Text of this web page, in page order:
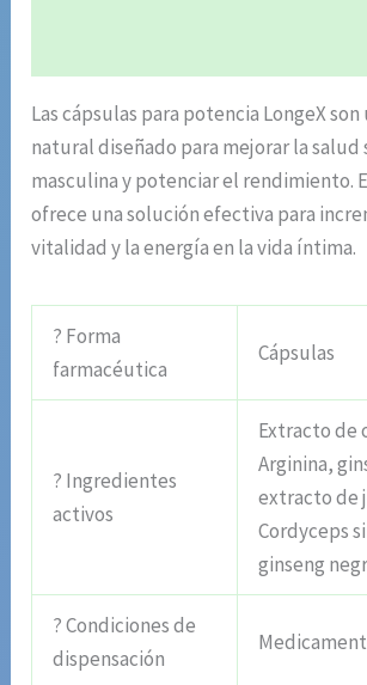
Las cápsulas para potencia LongeX
natural diseñado para mejorar la salud
masculina y potenciar el rendimiento.
ofrece una solución efectiva para
vitalidad y la energía en la vida íntima.
? Forma
farmacéutica
Cápsulas
? Ingredientes
activos
Extracto de
Arginina,
extracto de
Cordyceps
ginseng
? Condiciones de
dispensación